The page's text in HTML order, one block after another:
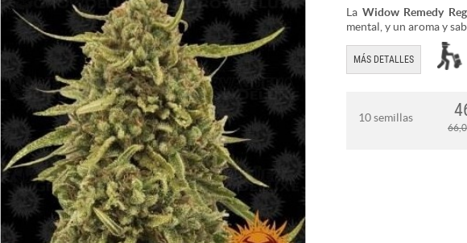
La Widow Remedy
mental, y un aroma y
MÁS DETALLES
10 semillas